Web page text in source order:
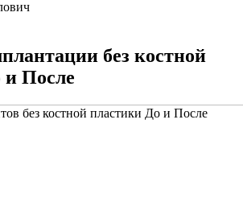
без костной
и После